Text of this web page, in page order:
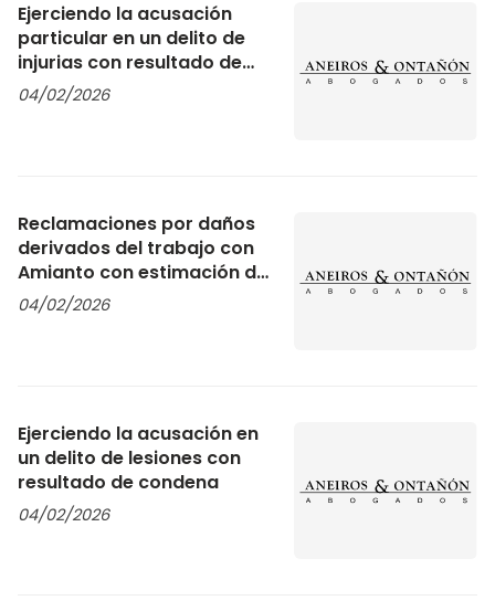
Ejerciendo la acusación
particular en un delito de
injurias con resultado de
condena
04/02/2026
Reclamaciones por daños
derivados del trabajo con
Amianto con estimación de
la demanda
04/02/2026
Ejerciendo la acusación en
un delito de lesiones con
resultado de condena
04/02/2026